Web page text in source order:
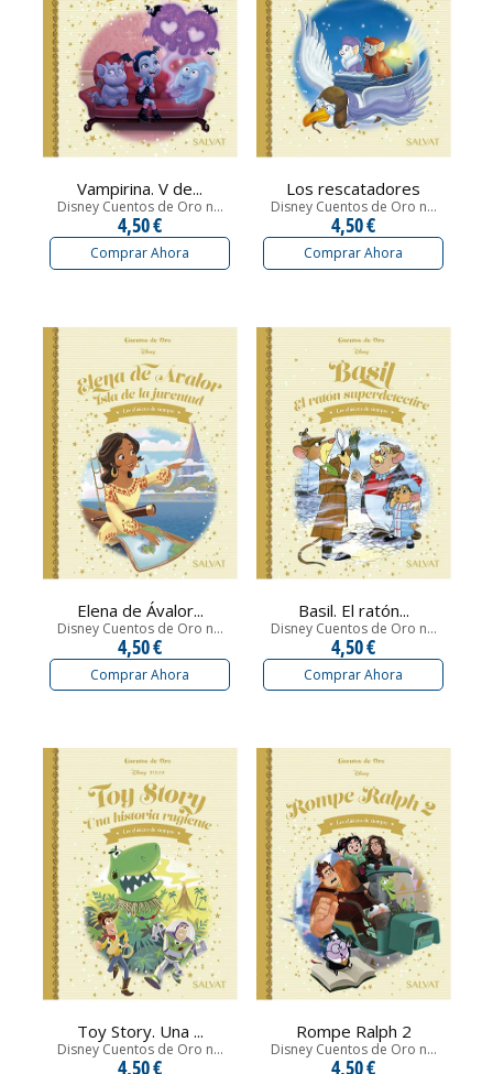
Vampirina. V de...
Disney Cuentos de Oro n...
4,50 €
Comprar Ahora
Los rescatadores
Disney Cuentos de Oro n...
4,50 €
Comprar Ahora
Elena de Ávalor...
Disney Cuentos de Oro n...
4,50 €
Comprar Ahora
Basil. El ratón...
Disney Cuentos de Oro n...
4,50 €
Comprar Ahora
Toy Story. Una ...
Disney Cuentos de Oro n...
4,50 €
Rompe Ralph 2
Disney Cuentos de Oro n...
4,50 €